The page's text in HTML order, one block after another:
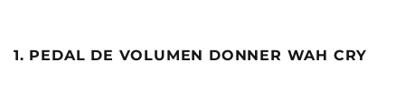
1. PEDAL DE VOLUMEN DONNER WAH CRY